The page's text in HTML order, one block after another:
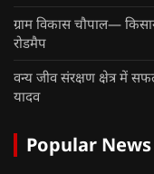
ग्राम विकास चौपाल—
रोडमैप
वन्य जीव संरक्षण क्षेत्र में
यादव
Popular News